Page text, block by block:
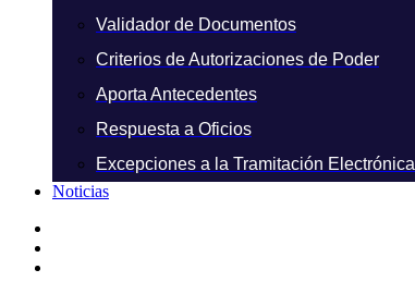
Validador de Documentos
Criterios de Autorizaciones de Poder
Aporta Antecedentes
Respuesta a Oficios
Excepciones a la Tramitación Electrónica
Noticias